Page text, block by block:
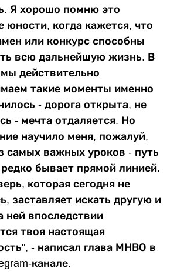
Я хорошо помню это
юности, когда кажется, что
или конкурс способны
всю дальнейшую жизнь. В
мы действительно
такие моменты именно
- дорога открыта, не
- мечта отдаляется. Но
научило меня, пожалуй,
самых важных уроков - путь
бывает прямой линией.
которая сегодня не
заставляет искать другую и
ней впоследствии
твоя настоящая
- написал глава МНВО в
канале.